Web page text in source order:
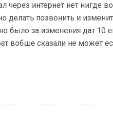
интернет нет нигде
позвонить и
было за изменения дат 10
вобше сказали не может